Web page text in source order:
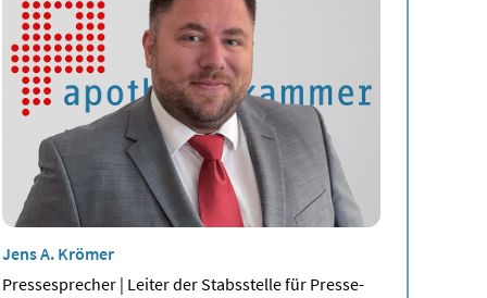
Jens A. Krömer
Pressesprecher | Leiter der Stabsstelle für Presse-